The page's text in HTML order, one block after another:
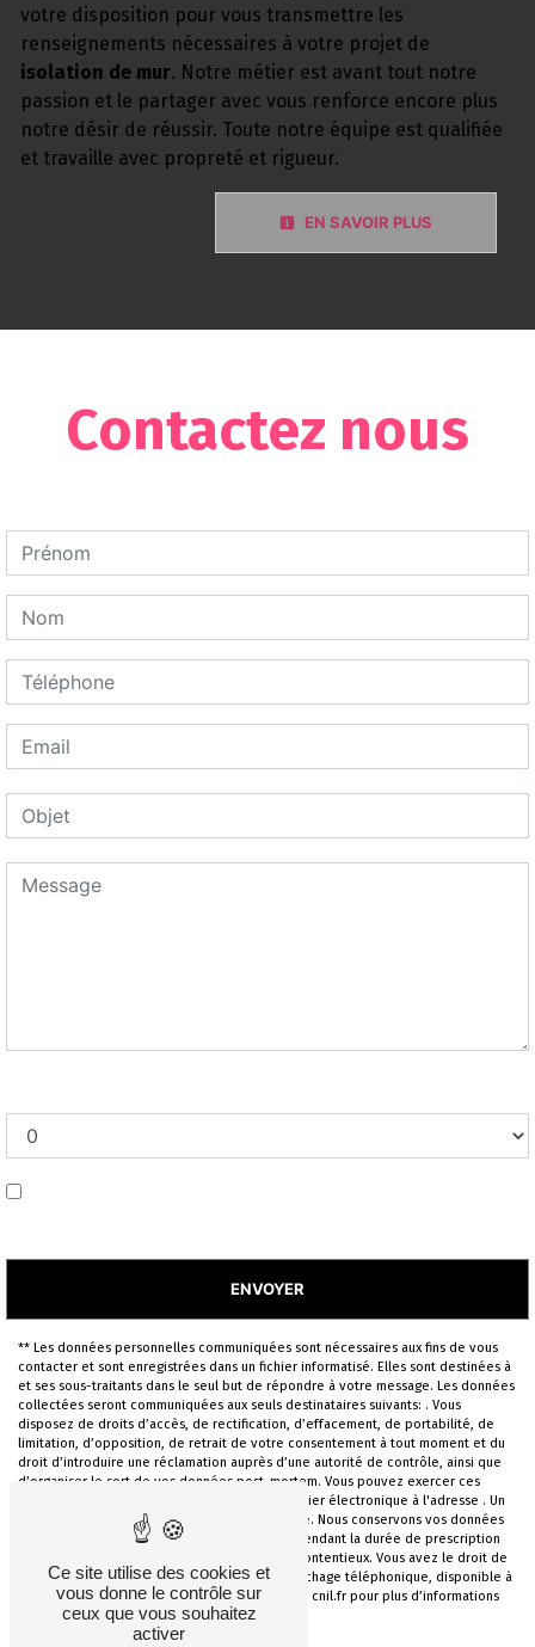
votre disposition pour vous transmettre les
renseignements nécessaires à votre projet de
isolation de mur. Notre métier est avant tout notre
passion et le partager avec vous renforce encore plus
notre désir de réussir. Toute notre équipe est qualifiée
et travaille avec propreté et rigueur.
EN SAVOIR PLUS
Contactez nous
ENVOYER
** Les données personnelles communiquées sont nécessaires aux fins de vous
contacter et sont enregistrées dans un fichier informatisé. Elles sont destinées à
et ses sous-traitants dans le seul but de répondre à votre message. Les données
collectées seront communiquées aux seuls destinataires suivants: . Vous
disposez de droits d’accès, de rectification, d’effacement, de portabilité, de
limitation, d’opposition, de retrait de votre consentement à tout moment et du
droit d’introduire une réclamation auprès d’une autorité de contrôle, ainsi que
d’organiser le sort de vos données post-mortem. Vous pouvez exercer ces
droits par voie postale à l'adresse ou par courrier électronique à l'adresse . Un
justificatif d'identité pourra vous être demandé. Nous conservons vos données
pendant la période de prise de contact puis pendant la durée de prescription
légale aux fins probatoires et de gestion des contentieux. Vous avez le droit de
vous inscrire sur la liste d'opposition au démarchage téléphonique, disponible à
cette adresse:Bloctel.gouv.fr. Consultez le site cnil.fr pour plus d’informations
sur vos droits.
Ce site utilise des cookies et
vous donne le contrôle sur
ceux que vous souhaitez
activer